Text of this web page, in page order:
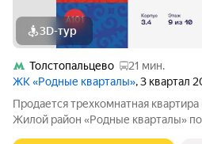
3D-тур
Толстопальцево
21 мин.
ЖК «Родные кварталы», 3 квартал
Продается трехкомнатная
Жилой район «Родные кварталы»